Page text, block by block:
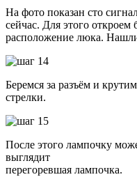
На фото показан сто
сейчас. Для этого
расположение люка. Нашли
Беремся за разъём и
стрелки.
После этого лампочку
выглядит
перегоревшая лампочка.